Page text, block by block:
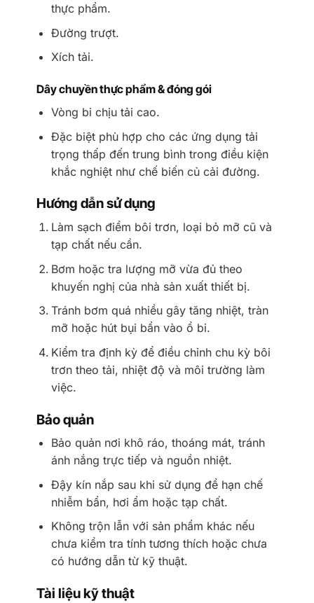
thực phẩm.
Đường trượt.
Xích tải.
Dây chuyền thực phẩm & đóng gói
Vòng bi chịu tải cao.
Đặc biệt phù hợp cho các ứng dụng tải
trọng thấp đến trung bình trong điều kiện
khắc nghiệt như chế biến củ cải đường.
Hướng dẫn sử dụng
Làm sạch điểm bôi trơn, loại bỏ mỡ cũ và
tạp chất nếu cần.
Bơm hoặc tra lượng mỡ vừa đủ theo
khuyến nghị của nhà sản xuất thiết bị.
Tránh bơm quá nhiều gây tăng nhiệt, tràn
mỡ hoặc hút bụi bẩn vào ổ bi.
Kiểm tra định kỳ để điều chỉnh chu kỳ bôi
trơn theo tải, nhiệt độ và môi trường làm
việc.
Bảo quản
Bảo quản nơi khô ráo, thoáng mát, tránh
ánh nắng trực tiếp và nguồn nhiệt.
Đậy kín nắp sau khi sử dụng để hạn chế
nhiễm bẩn, hơi ẩm hoặc tạp chất.
Không trộn lẫn với sản phẩm khác nếu
chưa kiểm tra tính tương thích hoặc chưa
có hướng dẫn từ kỹ thuật.
Tài liệu kỹ thuật